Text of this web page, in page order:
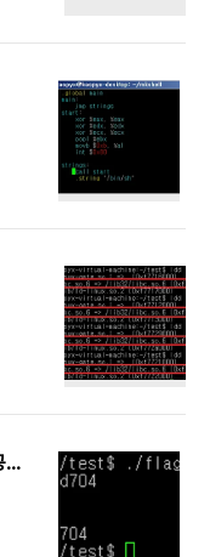
포맷 스트링 버그(format string bug) 공격시에 플래그(flag)사용하기